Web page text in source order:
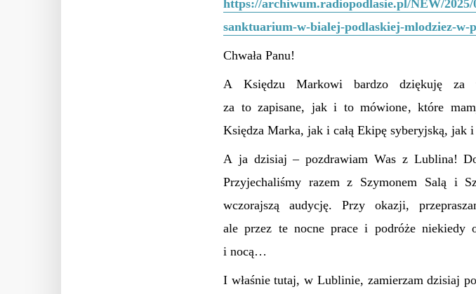
https://archiwum.radiopodlasie.pl/NEW/
sanktuarium-w-bialej-podlaskiej-mlodziez-w-
Chwała Panu!
A Księdzu Markowi bardzo dziękuję za
za to zapisane, jak i to mówione, które
Księdza Marka, jak i całą Ekipę syberyjską, jak i
A ja dzisiaj – pozdrawiam Was z Lublina!
Przyjechaliśmy razem z Szymonem Salą i
wczorajszą audycję. Przy okazji,
ale przez te nocne prace i podróże niekiedy
i nocą…
I właśnie tutaj, w Lublinie, zamierzam dzisiaj